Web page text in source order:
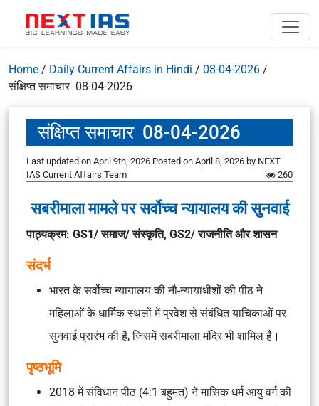
Home / Daily Current Affairs in Hindi / 08-04-2026 /
संक्षिप्त समाचार 08-04-2026
संक्षिप्त समाचार 08-04-2026
Last updated on April 9th, 2026 Posted on April 8, 2026 by NEXT
IAS Current Affairs Team
260
सबरीमाला मामले पर सर्वोच्च न्यायालय की सुनवाई
पाठ्यक्रम: GS1/ समाज/ संस्कृति, GS2/ राजनीति और शासन
संदर्भ
भारत के सर्वोच्च न्यायालय की नौ-न्यायाधीशों की पीठ ने
महिलाओं के धार्मिक स्थलों में प्रवेश से संबंधित याचिकाओं पर
सुनवाई प्रारंभ की है, जिसमें सबरीमाला मंदिर भी शामिल है।
पृष्ठभूमि
2018 में संविधान पीठ (4:1 बहुमत) ने मासिक धर्म आयु वर्ग की